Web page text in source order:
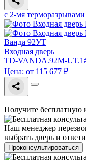
с 2-мя терморазрывами
Ванда 92УТ
Входная дверь
TD-VANDA.92M-
Цена: от 115 677 ₽
Получите бесплатную
Наш менеджер
выбрать дверь и
Проконсультироваться